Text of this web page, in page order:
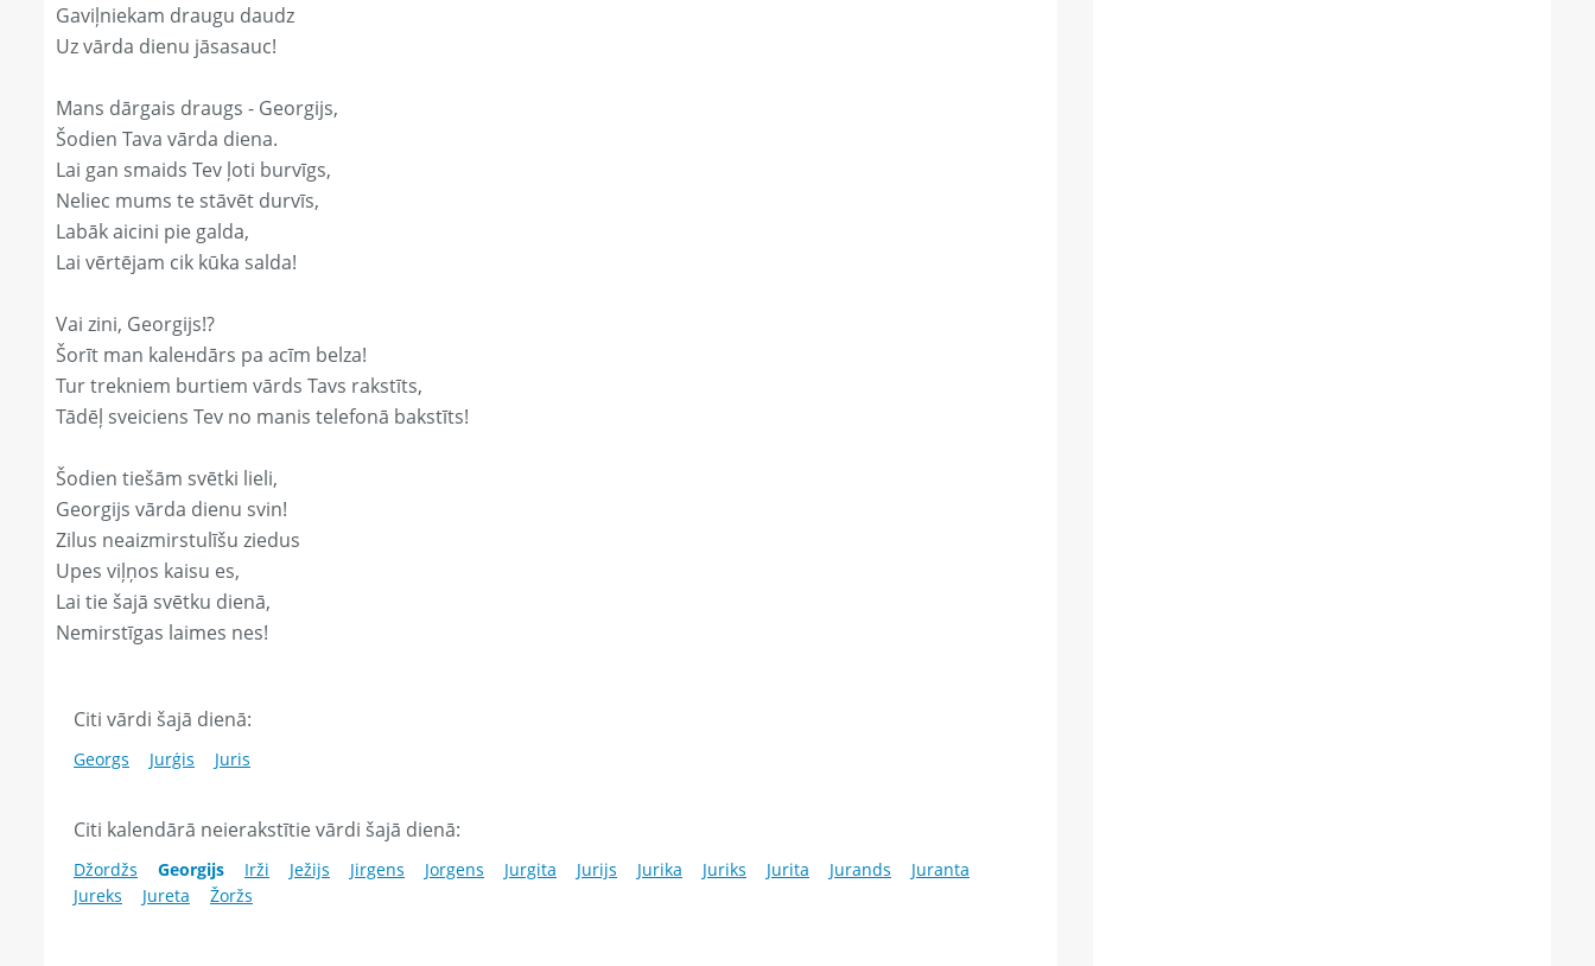
Gaviļniekam draugu daudz
Uz vārda dienu jāsasauc!
Mans dārgais draugs - Georgijs,
Šodien Tava vārda diena.
Lai gan smaids Tev ļoti burvīgs,
Neliec mums te stāvēt durvīs,
Labāk aicini pie galda,
Lai vērtējam cik kūka salda!
Vai zini, Georgijs!?
Šorīt man kaleнdārs pa acīm belza!
Tur trekniem burtiem vārds Tavs rakstīts,
Tādēļ sveiciens Tev no manis telefonā bakstīts!
Šodien tiešām svētki lieli,
Georgijs vārda dienu svin!
Zilus neaizmirstulīšu ziedus
Upes viļņos kaisu es,
Lai tie šajā svētku dienā,
Nemirstīgas laimes nes!
Citi vārdi šajā dienā:
Georgs Jurģis Juris
Citi kalendārā neierakstītie vārdi šajā dienā:
Džordžs Georgijs Irži Ježijs Jirgens Jorgens Jurgita Jurijs Jurika Juriks Jurita Jurands
Juranta
Jureks
Jureta Žoržs